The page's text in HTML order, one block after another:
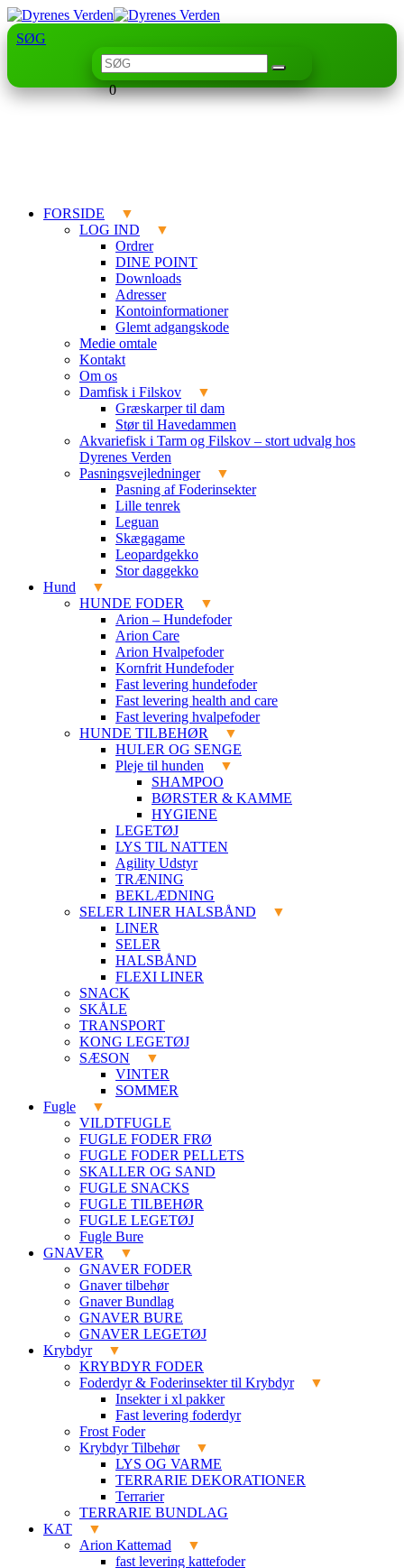
SØG
0
FORSIDE
LOG IND
Ordrer
DINE POINT
Downloads
Adresser
Kontoinformationer
Glemt adgangskode
Medie omtale
Kontakt
Om os
Damfisk i Filskov
Græskarper til dam
Stør til Havedammen
Akvariefisk i Tarm og Filskov – stort udvalg hos
Dyrenes Verden
Pasningsvejledninger
Pasning af Foderinsekter
Lille tenrek
Leguan
Skægagame
Leopardgekko
Stor daggekko
Hund
HUNDE FODER
Arion – Hundefoder
Arion Care
Arion Hvalpefoder
Kornfrit Hundefoder
Fast levering hundefoder
Fast levering health and care
Fast levering hvalpefoder
HUNDE TILBEHØR
HULER OG SENGE
Pleje til hunden
SHAMPOO
BØRSTER & KAMME
HYGIENE
LEGETØJ
LYS TIL NATTEN
Agility Udstyr
TRÆNING
BEKLÆDNING
SELER LINER HALSBÅND
LINER
SELER
HALSBÅND
FLEXI LINER
SNACK
SKÅLE
TRANSPORT
KONG LEGETØJ
SÆSON
VINTER
SOMMER
Fugle
VILDTFUGLE
FUGLE FODER FRØ
FUGLE FODER PELLETS
SKALLER OG SAND
FUGLE SNACKS
FUGLE TILBEHØR
FUGLE LEGETØJ
Fugle Bure
GNAVER
GNAVER FODER
Gnaver tilbehør
Gnaver Bundlag
GNAVER BURE
GNAVER LEGETØJ
Krybdyr
KRYBDYR FODER
Foderdyr & Foderinsekter til Krybdyr
Insekter i xl pakker
Fast levering foderdyr
Frost Foder
Krybdyr Tilbehør
LYS OG VARME
TERRARIE DEKORATIONER
Terrarier
TERRARIE BUNDLAG
KAT
Arion Kattemad
fast levering kattefoder